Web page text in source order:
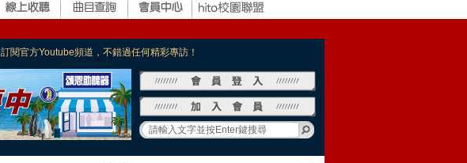
訂閱官方Youtube頻道，不錯過任何精彩專訪！